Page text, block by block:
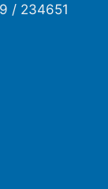
/ 234651